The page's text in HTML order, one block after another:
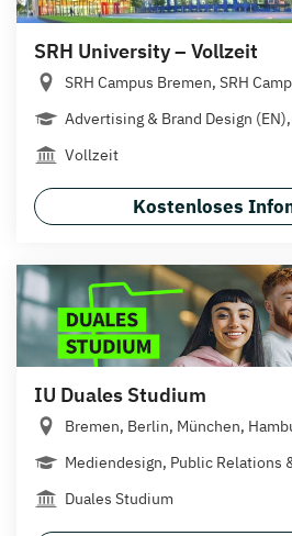
SRH University – Vollzeit
SRH Campus Bremen, SRH
Advertising & Brand Design
Vollzeit
Kostenloses
IU Duales Studium
Bremen, Berlin, München,
Mediendesign, Public Relations
Duales Studium